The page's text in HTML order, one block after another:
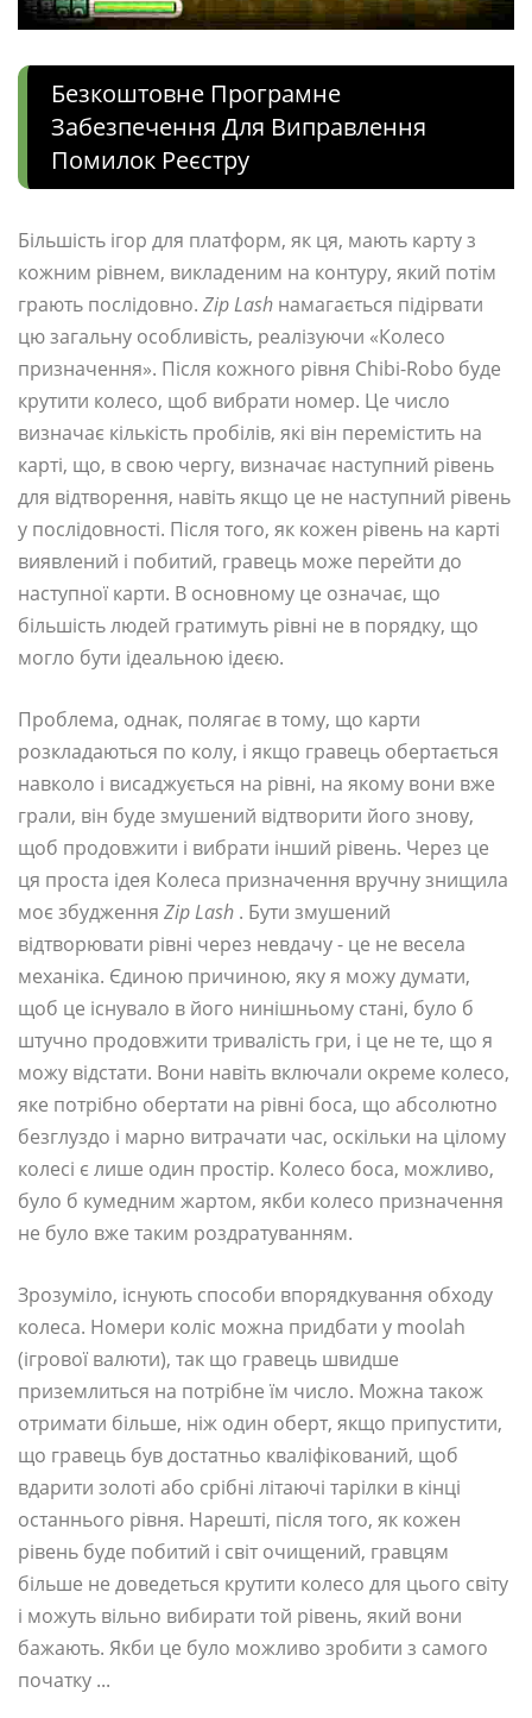
Безкоштовне Програмне
Забезпечення Для Виправлення
Помилок Реєстру
Більшість ігор для платформ, як ця, мають карту з
кожним рівнем, викладеним на контуру, який потім
грають послідовно. Zip Lash намагається підірвати
цю загальну особливість, реалізуючи «Колесо
призначення». Після кожного рівня Chibi-Robo буде
крутити колесо, щоб вибрати номер. Це число
визначає кількість пробілів, які він перемістить на
карті, що, в свою чергу, визначає наступний рівень
для відтворення, навіть якщо це не наступний рівень
у послідовності. Після того, як кожен рівень на карті
виявлений і побитий, гравець може перейти до
наступної карти. В основному це означає, що
більшість людей гратимуть рівні не в порядку, що
могло бути ідеальною ідеєю.
Проблема, однак, полягає в тому, що карти
розкладаються по колу, і якщо гравець обертається
навколо і висаджується на рівні, на якому вони вже
грали, він буде змушений відтворити його знову,
щоб продовжити і вибрати інший рівень. Через це
ця проста ідея Колеса призначення вручну знищила
моє збудження Zip Lash . Бути змушений
відтворювати рівні через невдачу - це не весела
механіка. Єдиною причиною, яку я можу думати,
щоб це існувало в його нинішньому стані, було б
штучно продовжити тривалість гри, і це не те, що я
можу відстати. Вони навіть включали окреме колесо,
яке потрібно обертати на рівні боса, що абсолютно
безглуздо і марно витрачати час, оскільки на цілому
колесі є лише один простір. Колесо боса, можливо,
було б кумедним жартом, якби колесо призначення
не було вже таким роздратуванням.
Зрозуміло, існують способи впорядкування обходу
колеса. Номери коліс можна придбати у moolah
(ігрової валюти), так що гравець швидше
приземлиться на потрібне їм число. Можна також
отримати більше, ніж один оберт, якщо припустити,
що гравець був достатньо кваліфікований, щоб
вдарити золоті або срібні літаючі тарілки в кінці
останнього рівня. Нарешті, після того, як кожен
рівень буде побитий і світ очищений, гравцям
більше не доведеться крутити колесо для цього світу
і можуть вільно вибирати той рівень, який вони
бажають. Якби це було можливо зробити з самого
початку ...